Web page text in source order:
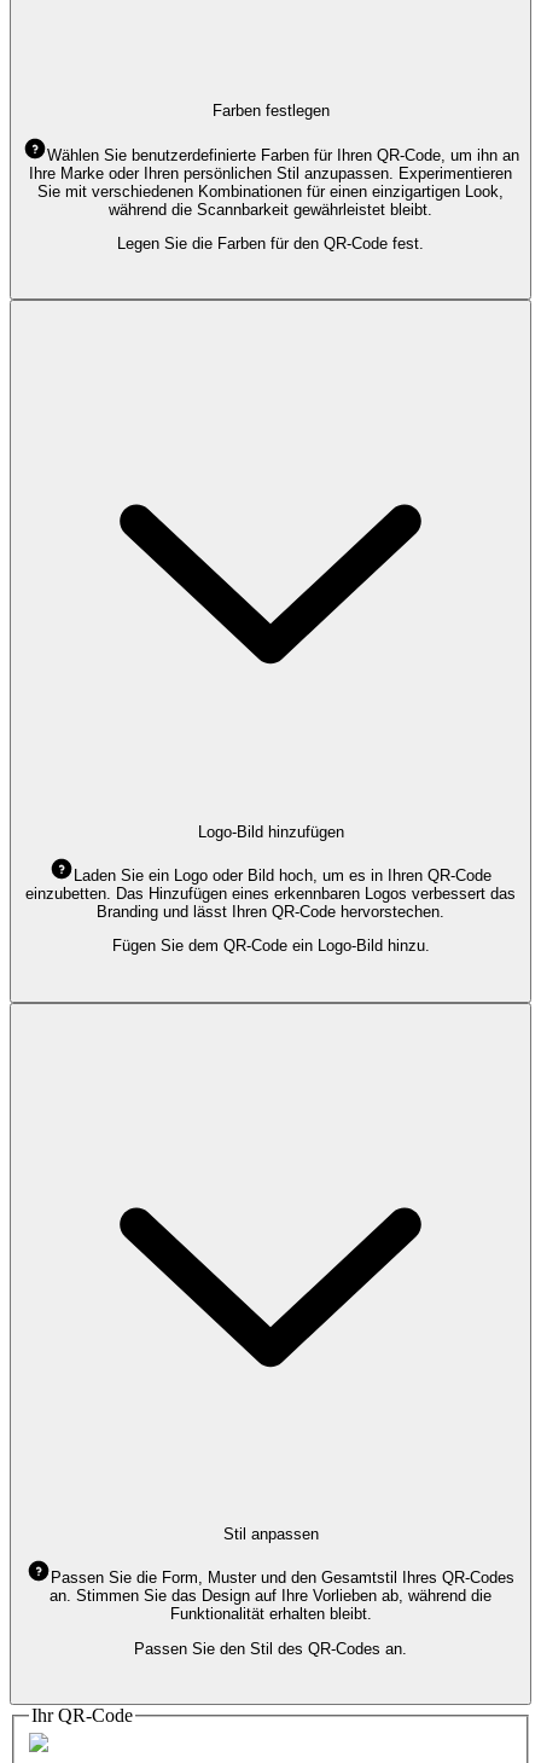
Farben festlegen
Wählen Sie benutzerdefinierte Farben für Ihren QR-Code, um ihn an
Ihre Marke oder Ihren persönlichen Stil anzupassen. Experimentieren
Sie mit verschiedenen Kombinationen für einen einzigartigen Look,
während die Scannbarkeit gewährleistet bleibt.
Legen Sie die Farben für den QR-Code fest.
Logo-Bild hinzufügen
Laden Sie ein Logo oder Bild hoch, um es in Ihren QR-Code
einzubetten. Das Hinzufügen eines erkennbaren Logos verbessert das
Branding und lässt Ihren QR-Code hervorstechen.
Fügen Sie dem QR-Code ein Logo-Bild hinzu.
Stil anpassen
Passen Sie die Form, Muster und den Gesamtstil Ihres QR-Codes
an. Stimmen Sie das Design auf Ihre Vorlieben ab, während die
Funktionalität erhalten bleibt.
Passen Sie den Stil des QR-Codes an.
Ihr QR-Code